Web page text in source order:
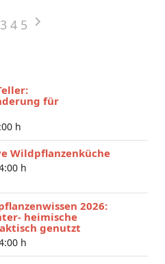
3 4 5
für
h
Wildpflanzenküche
h
2026:
heimische
genutzt
h